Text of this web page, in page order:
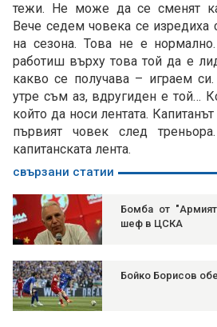
тежи. Не може да се сменят
Вече седем човека се изредиха
на сезона. Това не е
работиш върху това той да е
какво се получава – играем
утре съм аз, вдругиден е той…
който да носи лентата.
първият човек след
капитанската лента.
свързани статии
Бомба от
шеф в ЦСКА
Бойко Борисов